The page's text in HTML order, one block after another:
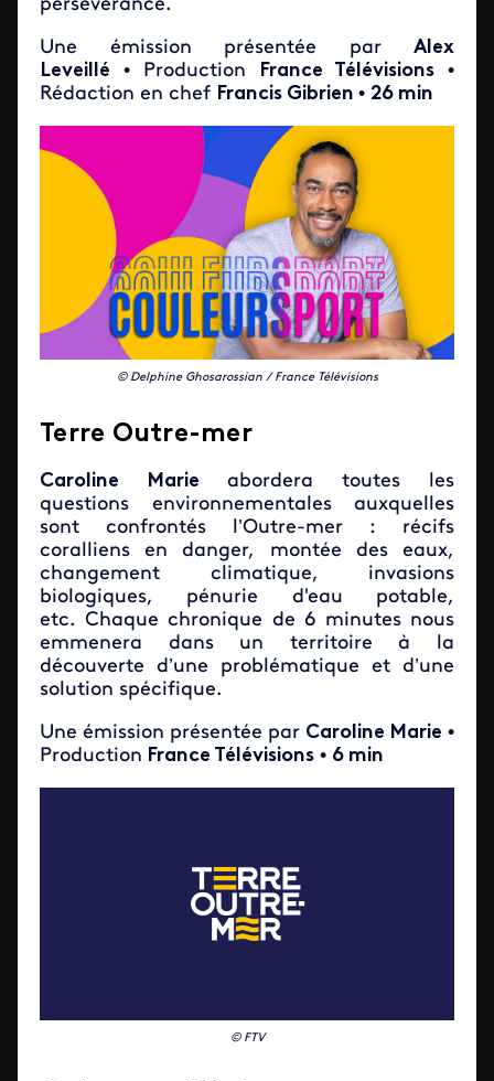
persévérance.
Une émission présentée par Alex
Leveillé • Production France Télévisions •
Rédaction en chef Francis Gibrien • 26 min
© Delphine Ghosarossian / France Télévisions
Terre Outre-mer
Caroline Marie abordera toutes les
questions environnementales auxquelles
sont confrontés l’Outre-mer : récifs
coralliens en danger, montée des eaux,
changement climatique, invasions
biologiques, pénurie d'eau potable,
etc. Chaque chronique de 6 minutes nous
emmenera dans un territoire à la
découverte d’une problématique et d’une
solution spécifique.
Une émission présentée par Caroline Marie •
Production France Télévisions • 6 min
© FTV